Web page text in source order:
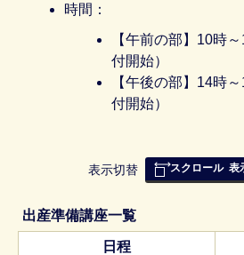
時間：
【午前の部】10時
付開始）
【午後の部】14時
付開始）
表
み
の
表示切替 スクロール 表
出産準備講座一覧
日程